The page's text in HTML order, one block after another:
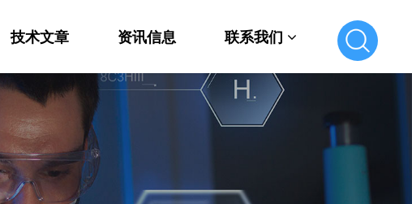
技术文章 资讯信息 联系我们
联系我们